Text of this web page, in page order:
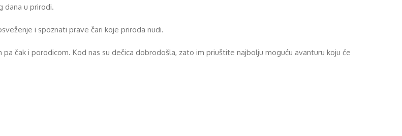
dana u prirodi.
i spoznati prave čari koje priroda nudi.
čak i porodicom. Kod nas su dečica dobrodošla, zato im priuštite najbolju moguću avanturu koju će